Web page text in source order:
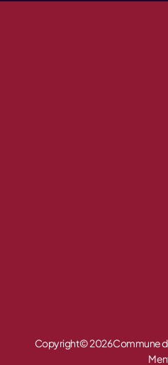
Copyright © 2026 Commune